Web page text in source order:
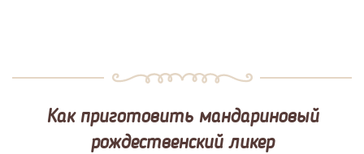
Как приготовить мандариновый
рождественский ликер